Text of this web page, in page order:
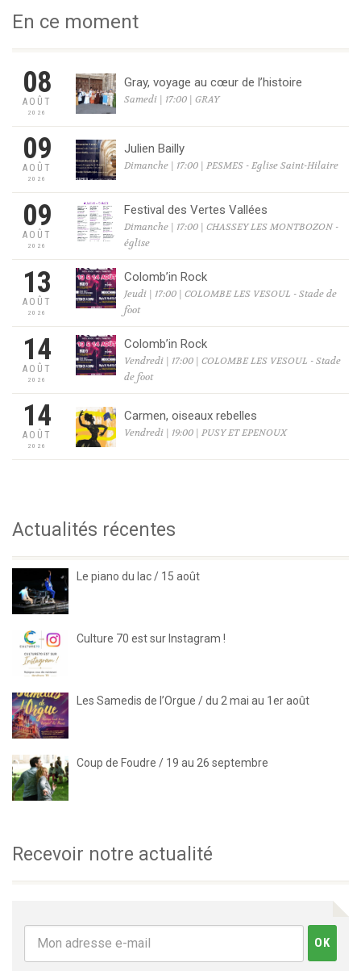
En ce moment
08
AOÛT
2026
Gray, voyage au cœur de l’histoire
Samedi | 17:00 | GRAY
09
AOÛT
2026
Julien Bailly
Dimanche | 17:00 | PESMES - Eglise Saint-Hilaire
09
AOÛT
2026
Festival des Vertes Vallées
Dimanche | 17:00 | CHASSEY LES MONTBOZON -
église
13
AOÛT
2026
Colomb’in Rock
Jeudi | 17:00 | COLOMBE LES VESOUL - Stade de
foot
14
AOÛT
2026
Colomb’in Rock
Vendredi | 17:00 | COLOMBE LES VESOUL - Stade
de foot
14
AOÛT
2026
Carmen, oiseaux rebelles
Vendredi | 19:00 | PUSY ET EPENOUX
Actualités récentes
Le piano du lac / 15 août
Culture 70 est sur Instagram !
Les Samedis de l’Orgue / du 2 mai au 1er août
Coup de Foudre / 19 au 26 septembre
Recevoir notre actualité